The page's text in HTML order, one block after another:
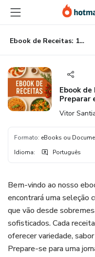
para
conteúdo
principal
para
pagamento
para
rodapé
Ebook de Receitas: 10 Delícias para Você Preparar em Casa
Ebook de
Preparar
Vitor
Formato: eBooks ou
Idioma: Português
Bem-vindo ao nosso
encontrará uma seleção
que vão desde
sofisticados. Cada
oferecer variedade,
Prepare-se para uma